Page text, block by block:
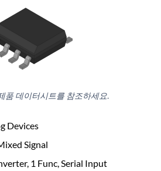
품 데이터시트를 참조하세요.
Devices
Signal
1 Func, Serial Input